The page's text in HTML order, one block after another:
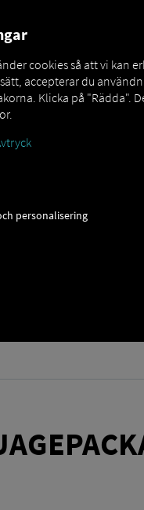
cookies så att vi kan
accepterar du
Klicka på "Rädda".
personalisering